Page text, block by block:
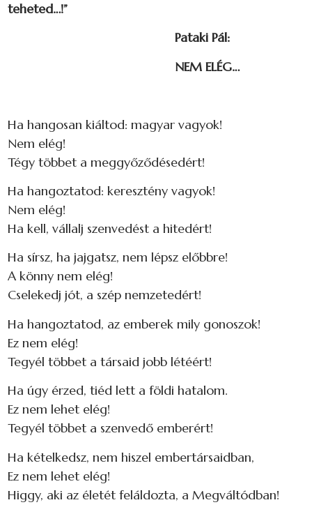
teheted…!”
Pataki Pál:
NEM ELÉG…
Ha hangosan kiáltod: magyar vagyok!
Nem elég!
Tégy többet a meggyőződésedért!
Ha hangoztatod: keresztény vagyok!
Nem elég!
Ha kell, vállalj szenvedést a hitedért!
Ha sírsz, ha jajgatsz, nem lépsz előbbre!
A könny nem elég!
Cselekedj jót, a szép nemzetedért!
Ha hangoztatod, az emberek mily gonoszok!
Ez nem elég!
Tegyél többet a társaid jobb létéért!
Ha úgy érzed, tiéd lett a földi hatalom.
Ez nem lehet elég!
Tegyél többet a szenvedő emberért!
Ha kételkedsz, nem hiszel embertársaidban,
Ez nem lehet elég!
Higgy, aki az életét feláldozta, a Megváltódban!